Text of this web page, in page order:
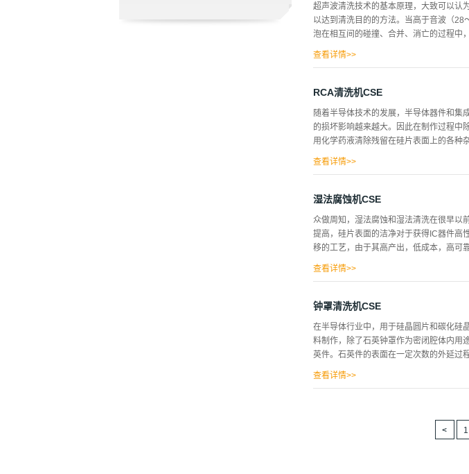
向同性，即水平方向和垂直方向的速率是
过程常伴有放热和放气现象，影响刻蚀速
片内及晶片之间刻蚀一致性的参数，是保
原因，刻蚀均匀性与选择比有密切的关系
超声波清洗技术的基本原理，大致可以认
以达到清洗目的的方法。当高于音波（
泡在相互间的碰撞、合并、消亡的过程中
附、乳化、分散）和化学变化（氧化、还
而引起放电，致使腔内气泡活化进而引起
化学洗剂作为介质。一般将化学洗剂分为
等）、保护性材料（沥青、树脂等）、磨
虽然溶解性强，但有的易挥发，毒性大，
查看详情>>
RCA清洗机CSE
随着半导体技术的发展，半导体器件和集
的损坏影响越来越大。因此在制作过程中
用化学药液清除残留在硅片表面上的各种
提高而提高的，是以RCA清洗技术为基本
机，可按照需求定制为不同的尺寸大小。
和清洗的设备四、设备配置设备主体、电
配套的接口等。五、主体构造特点1、设
境，坚固耐用，双层防漏，机台底盘采用
使用进口WP...
查看详情>>
湿法腐蚀机CSE
众做周知，湿法腐蚀和湿法清洗在很早以
提高，硅片表面的洁净对于获得IC器件高
移的工艺，由于其高产出，低成本，高可
它所接触的材料通过化学反应逐步浸蚀溶
获得高纯试剂，以及希望避免金属离子
面具有不同的腐蚀速率。基于这种腐蚀特
剂，包括EPW(乙二胺、邻苯二酚和水)和
比较而言，湿法的腐蚀速率快、各向异性
难，且难以...
查看详情>>
钟罩清洗机CSE
在半导体行业中，用于硅晶圆片和碳化硅
料制作，除了石英钟罩作为密闭腔体内用
英件。石英件的表面在一定次数的外延过
清洗机。它的优点是：1.成熟专业的电气
术，主体材质的整洁可靠，槽体的个性
查看详情>>
1